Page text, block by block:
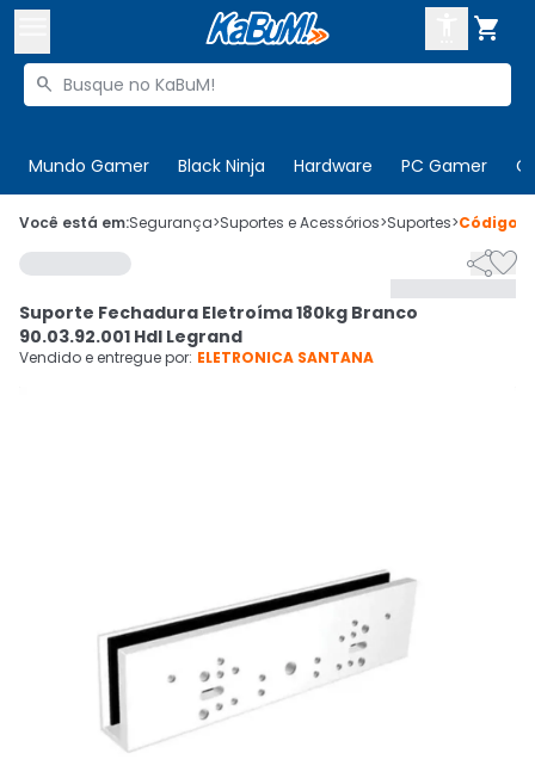

Buscar produtos

Mundo Gamer Black Ninja Hardware PC Gamer
 Olá. Acesse sua conta
 Departamentos
Cupons
CADASTRE-SE
Você está em:Segurança>Suportes e Acessórios>Suportes>Código

Suporte Fechadura Eletroíma 180kg Branco
90.03.92.001 Hdl Legrand
Vendido e entregue por: ELETRONICA SANTANA